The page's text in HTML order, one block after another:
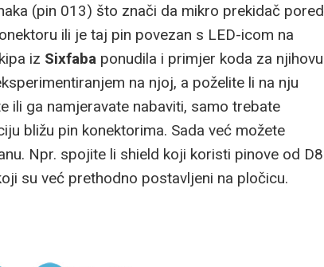
(pin 013) što znači da mikro prekidač pored
ili je taj pin povezan s LED-icom na
iz Sixfaba ponudila i primjer koda za njihovu
na njoj, a poželite li na nju
ili ga namjeravate nabaviti, samo trebate
bližu pin konektorima. Sada već možete
Npr. spojite li shield koji koristi pinove od D8
su već prethodno postavljeni na pločicu.